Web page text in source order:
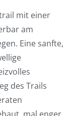
mit einer
am
Eine sanfte,
des Trails